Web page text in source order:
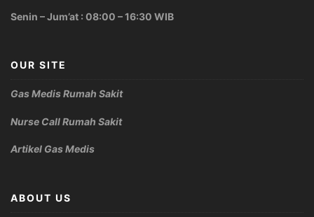
Senin – Jum’at : 08:00 – 16:30 WIB
OUR SITE
Gas Medis Rumah Sakit
Nurse Call Rumah Sakit
Artikel Gas Medis
ABOUT US